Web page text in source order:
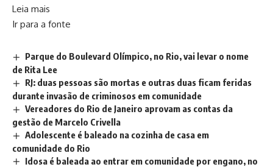
Leia mais
Ir para a fonte
Parque do Boulevard Olímpico, no Rio, vai levar o nome
de Rita Lee
RJ: duas pessoas são mortas e outras duas ficam feridas
durante invasão de criminosos em comunidade
Vereadores do Rio de Janeiro aprovam as contas da
gestão de Marcelo Crivella
Adolescente é baleado na cozinha de casa em
comunidade do Rio
Idosa é baleada ao entrar em comunidade por engano, no